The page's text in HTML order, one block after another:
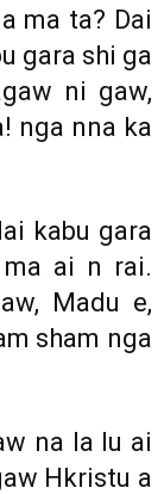
ma ta? Dai
gara shi ga
ni gaw,
nga nna ka
kabu gara
ai n rai.
Madu e,
sham nga
na la lu ai
Hkristu a